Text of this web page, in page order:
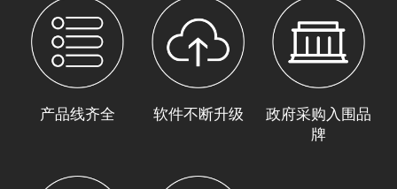
产品线齐全 软件不断升级
政府采购入围品
牌